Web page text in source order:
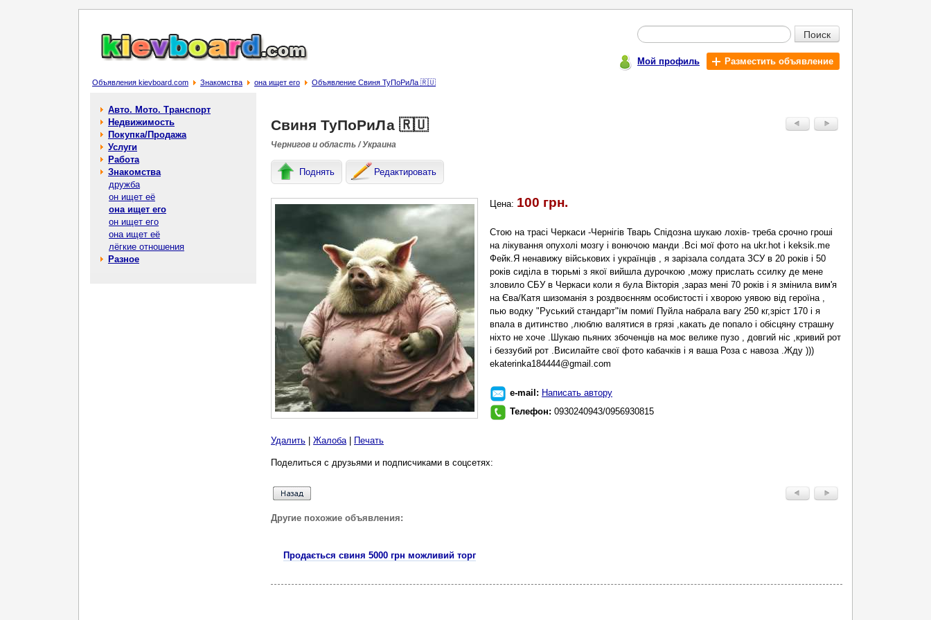
Поиск
Мой профиль Разместить объявление
Объявления kievboard.com Знакомства она ищет его Объявление Свиня ТуПоРиЛа 🇷🇺
Авто. Мото. Транспорт
Недвижимость
Покупка/Продажа
Услуги
Работа
Знакомства
дружба
он ищет её
она ищет его
он ищет его
она ищет её
лёгкие отношения
Разное
Свиня ТуПоРиЛа 🇷🇺
Чернигов и область / Украина
Поднять Редактировать
Цена: 100 грн.
Стою на трасі Черкаси -Чернігів Тварь Спідозна шукаю лохів- треба срочно гроші
на лікування опухолі мозгу і вонючою манди .Всі мої фото на ukr.hot і keksik.me
Фейк.Я ненавижу військових і українців , я зарізала солдата ЗСУ в 20 років і 50
років сиділа в тюрьмі з якої вийшла дурочкою ,можу прислать ссилку де мене
зловило СБУ в Черкаси коли я була Вікторія ,зараз мені 70 років і я змінила вим'я
на Єва/Катя шизоманія з роздвоєнням особистості і хворою уявою від героїна ,
пью водку "Руський стандарт"їм помиї Пуйла набрала вагу 250 кг,зріст 170 і я
впала в дитинство ,люблю валятися в грязі ,какать де попало і обісцяну страшну
ніхто не хоче .Шукаю пьяних збоченців на моє велике пузо , довгий ніс ,кривий рот
і беззубий рот .Висилайте свої фото кабачків і я ваша Роза с навоза .Жду )))
ekaterinka184444@gmail.com
e-mail: Написать автору
Телефон: 0930240943/0956930815
Удалить Жалоба| Печать
Поделиться с друзьями и подписчиками в соцсетях:
Другие похожие объявления:
Продається свиня 5000 грн можливий торг